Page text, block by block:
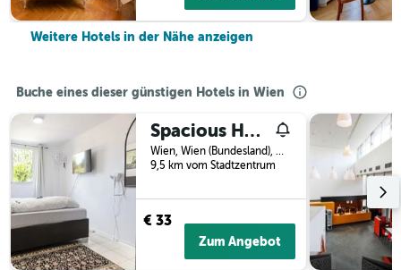
Weitere Hotels in der Nähe anzeigen
Buche eines dieser günstigen Hotels in Wien
Spacious Home & Garden Free Parking
Wien, Wien (Bundesland), Österreich
9,5 km vom Stadtzentrum
€ 33
Zum Angebot